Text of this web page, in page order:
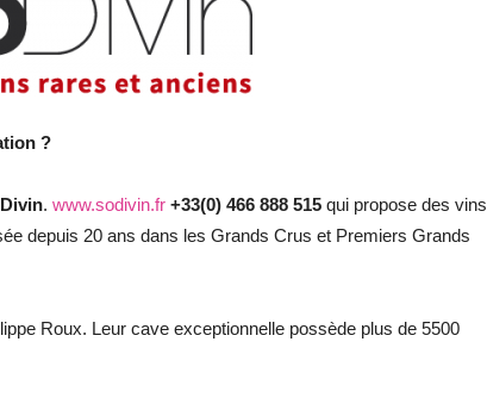
?
. www.sodivin.fr +33(0) 466 888 515 qui propose des vins
depuis 20 ans dans les Grands Crus et Premiers Grands
Roux. Leur cave exceptionnelle possède plus de 5500